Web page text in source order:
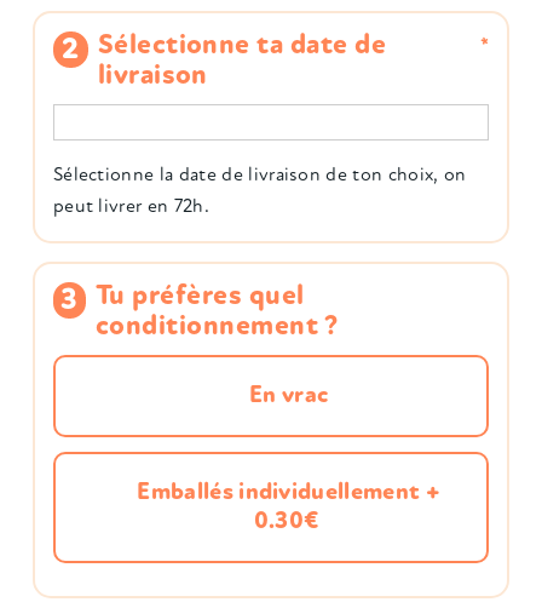
Sélectionne ta date de
livraison
*
Sélectionne la date de livraison de ton choix, on
peut livrer en 72h.
Tu préfères quel
conditionnement ?
En vrac
Emballés individuellement +
0.30€